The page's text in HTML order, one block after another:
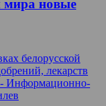
мира новые